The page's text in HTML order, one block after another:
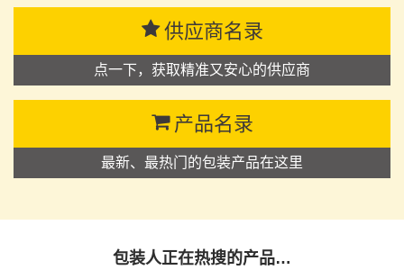
供应商名录
点一下，获取精准又安心的供应商
产品名录
最新、最热门的包装产品在这里
包装人正在热搜的产品…